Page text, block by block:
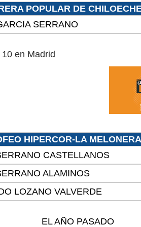
POPULAR DE
SERRANO
en Madrid
HIPERCOR-LA MELONERA
CASTELLANOS
ALAMINOS
LOZANO VALVERDE
EL AÑO PASADO